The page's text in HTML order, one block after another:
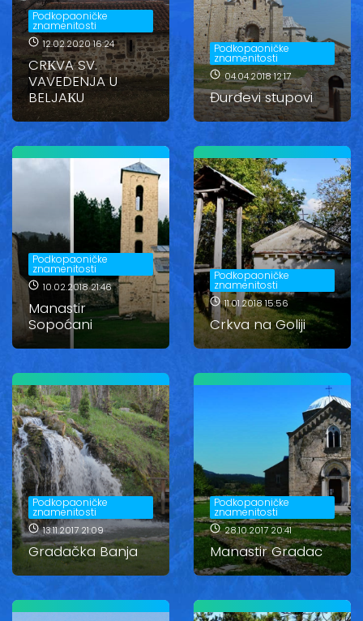
Vesti
Oglasi
Galerija
Copyright© 2020
HopNaKop
Podkopaoničke
znamenitosti
12.02.2020 16:24
CRКVA SV.
VAVEDENJA U
BELJAКU
Podkopaoničke
znamenitosti
04.04.2018 12:17
Đurđevi stupovi
Podkopaoničke
znamenitosti
10.02.2018 21:46
Manastir
Sopoćani
Podkopaoničke
znamenitosti
11.01.2018 15:56
Crkva na Goliji
Podkopaoničke
znamenitosti
13.11.2017 21:09
Gradačka Banja
Podkopaoničke
znamenitosti
28.10.2017 20:41
Manastir Gradac